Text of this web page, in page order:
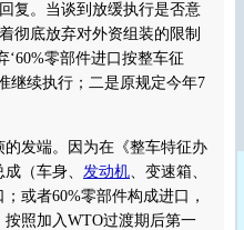
复。当谈到放缓执行是否意
彻底放弃对外资组装的限制
‘60%零部件进口按整车征
继续执行；二是原规定今年7
发端。因为在《整车特征办
（车身、 发动机、变速箱、
或者60%零部件构成进口，
照加入WTO过渡期后第一